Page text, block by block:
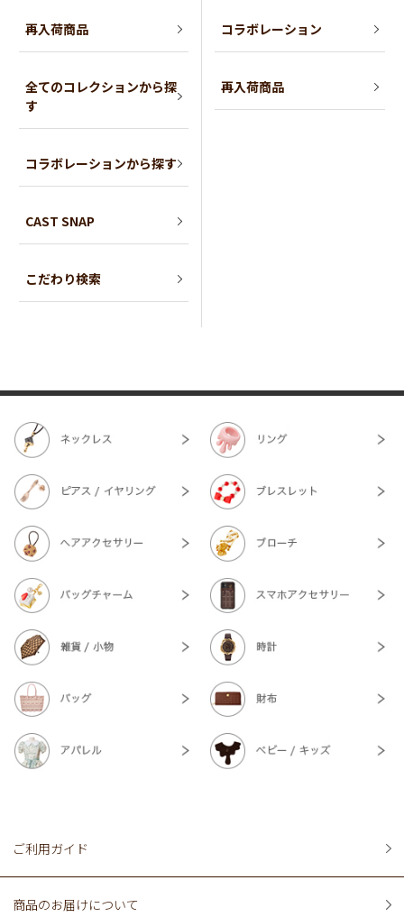
再入荷商品
全てのコレクションから探
す
コラボレーションから探す
CAST SNAP
こだわり検索
コラボレーション
再入荷商品
ご利用ガイド
商品のお届けについて